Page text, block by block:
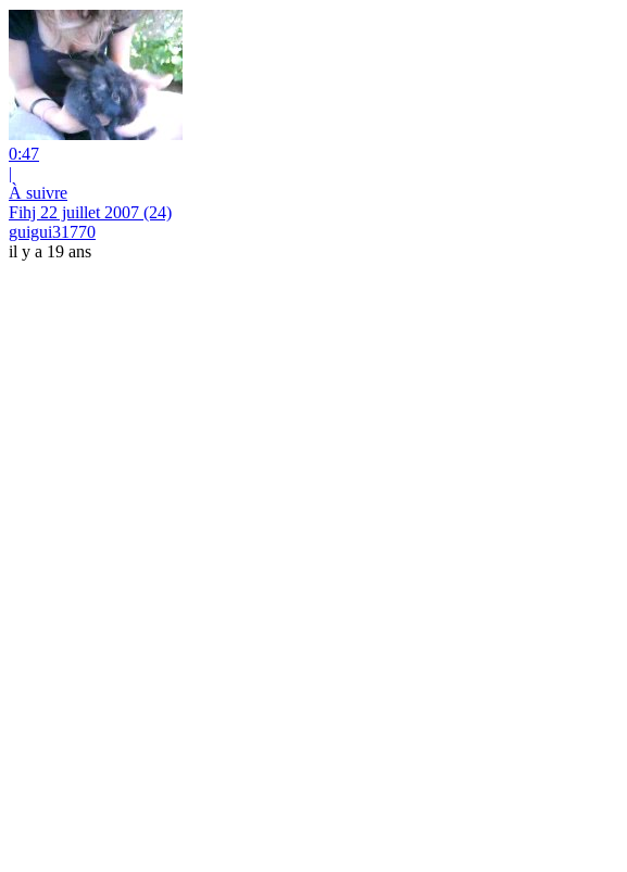
0:47
|
À suivre
Fihj 22 juillet 2007 (24)
guigui31770
il y a 19 ans